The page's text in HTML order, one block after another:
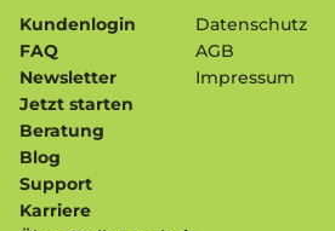
Kundenlogin
FAQ
Newsletter
Jetzt starten
Beratung
Blog
Support
Karriere
Datenschutz
AGB
Impressum